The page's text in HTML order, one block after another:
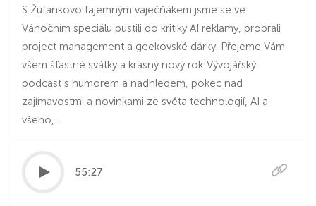
S Žufánkovo tajemným vaječňákem jsme se ve
Vánočním speciálu pustili do kritiky AI reklamy, probrali
project management a geekovské dárky. Přejeme Vám
všem šťastné svátky a krásný nový rok!Vývojářský
podcast s humorem a nadhledem, pokec nad
zajímavostmi a novinkami ze světa technologií, AI a
všeho,...
55:27